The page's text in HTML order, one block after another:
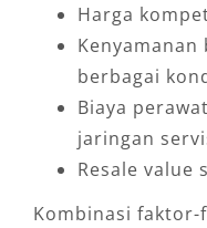
Harga
berbagai
Biaya
jaringan
Resale value
Kombinasi